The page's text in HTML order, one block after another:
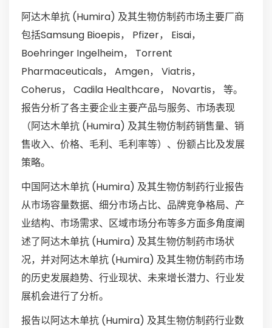
阿达木单抗 (Humira) 及其生物仿制药市场主要厂商
包括Samsung Bioepis， Pfizer， Eisai，
Boehringer Ingelheim， Torrent
Pharmaceuticals， Amgen， Viatris，
Coherus， Cadila Healthcare， Novartis， 等。
报告分析了各主要企业主要产品与服务、市场表现
（阿达木单抗 (Humira) 及其生物仿制药销售量、销
售收入、价格、毛利、毛利率等）、份额占比及发展
策略。
中国阿达木单抗 (Humira) 及其生物仿制药行业报告
从市场容量数据、细分市场占比、品牌竞争格局、产
业结构、市场需求、区域市场分布等多方面多角度阐
述了阿达木单抗 (Humira) 及其生物仿制药市场状
况，并对阿达木单抗 (Humira) 及其生物仿制药市场
的历史发展趋势、行业现状、未来增长潜力、行业发
展机会进行了分析。
报告以阿达木单抗 (Humira) 及其生物仿制药行业数